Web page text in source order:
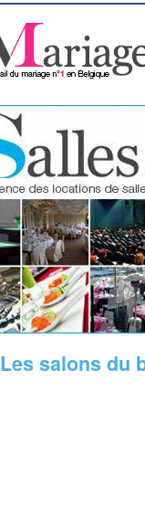
Les salons du